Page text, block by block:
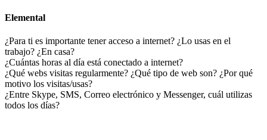
Elemental
¿Para ti es importante tener acceso a internet? ¿Lo usas en el
trabajo? ¿En casa?
¿Cuántas horas al día está conectado a internet?
¿Qué webs visitas regularmente? ¿Qué tipo de web son? ¿Por qué
motivo los visitas/usas?
¿Entre Skype, SMS, Correo electrónico y Messenger, cuál utilizas
todos los días?